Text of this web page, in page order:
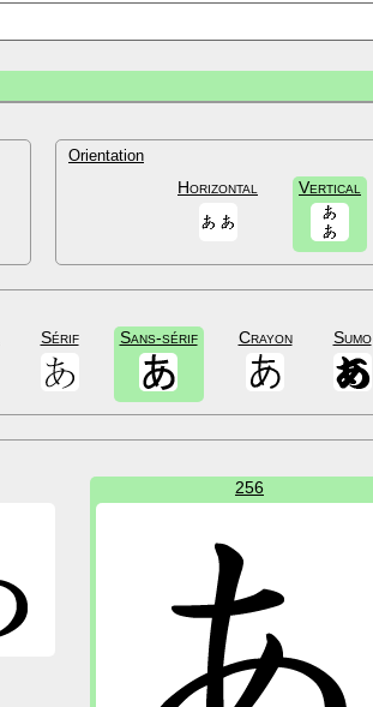
Orientation
Horizontal Vertical
Sérif Sans-sérif Crayon Sumo
256